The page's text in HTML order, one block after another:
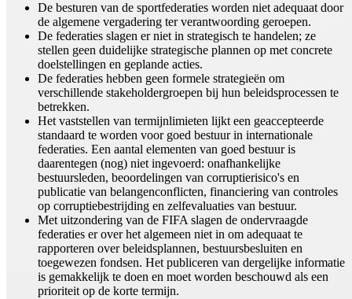
De besturen van de sportfederaties worden niet adequaat door
de algemene vergadering ter verantwoording geroepen.
De federaties slagen er niet in strategisch te handelen; ze
stellen geen duidelijke strategische plannen op met concrete
doelstellingen en geplande acties.
De federaties hebben geen formele strategieën om
verschillende stakeholdergroepen bij hun beleidsprocessen te
betrekken.
Het vaststellen van termijnlimieten lijkt een geaccepteerde
standaard te worden voor goed bestuur in internationale
federaties. Een aantal elementen van goed bestuur is
daarentegen (nog) niet ingevoerd: onafhankelijke
bestuursleden, beoordelingen van corruptierisico's en
publicatie van belangenconflicten, financiering van controles
op corruptiebestrijding en zelfevaluaties van bestuur.
Met uitzondering van de FIFA slagen de ondervraagde
federaties er over het algemeen niet in om adequaat te
rapporteren over beleidsplannen, bestuursbesluiten en
toegewezen fondsen. Het publiceren van dergelijke informatie
is gemakkelijk te doen en moet worden beschouwd als een
prioriteit op de korte termijn.